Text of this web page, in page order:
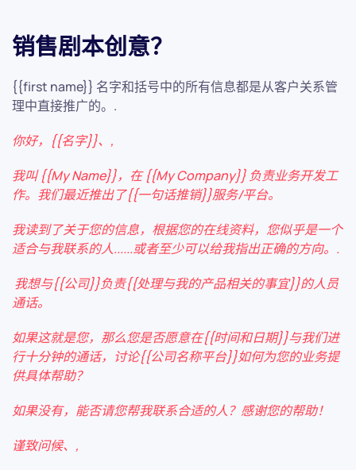
销售剧本创意？
{{first name}} 名字和括号中的所有信息都是从客户关系管
理中直接推广的。.
你好，{{名字}}、,
我叫 {{My Name}}，在 {{My Company}} 负责业务开发工
作。我们最近推出了{{一句话推销}}服务/平台。
我读到了关于您的信息，根据您的在线资料，您似乎是一个
适合与我联系的人......或者至少可以给我指出正确的方向。.
我想与{{公司}}负责{{处理与我的产品相关的事宜}}的人员
通话。
如果这就是您，那么您是否愿意在{{时间和日期}}与我们进
行十分钟的通话，讨论{{公司名称平台}}如何为您的业务提
供具体帮助？
如果没有，能否请您帮我联系合适的人？感谢您的帮助！
谨致问候、,